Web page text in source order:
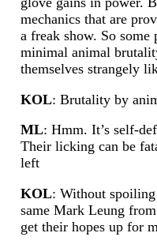
mechanics that are
a freak show. So
minimal animal
themselves strangely
KOL: Brutality by
ML: Hmm. It’s self-
Their licking can be
left
KOL: Without
same Mark Leung
get their hopes up for